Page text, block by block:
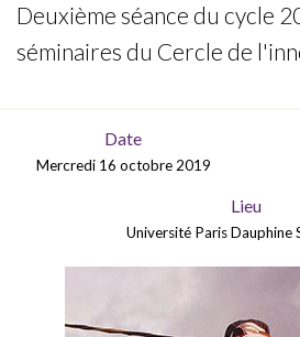
Deuxième séance du cycle
séminaires du Cercle de
Date
Mercredi 16 octobre 2019
Lieu
Université Paris Dauphine